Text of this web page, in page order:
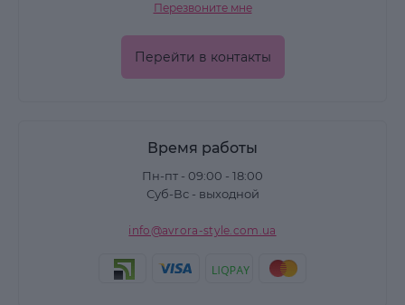
Перезвоните мне
Перейти в контакты
Время работы
Пн-пт - 09:00 - 18:00
Суб-Вс - выходной
info@avrora-style.com.ua